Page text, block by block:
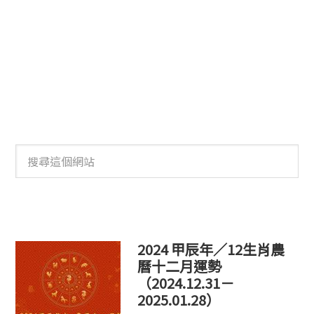
這
2024 甲辰年／12生肖農
曆十二月運勢
（2024.12.31－
2025.01.28）